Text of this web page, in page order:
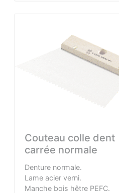
Couteau colle dent
carrée normale
Denture normale.
Lame acier verni.
Manche bois hêtre PEFC.